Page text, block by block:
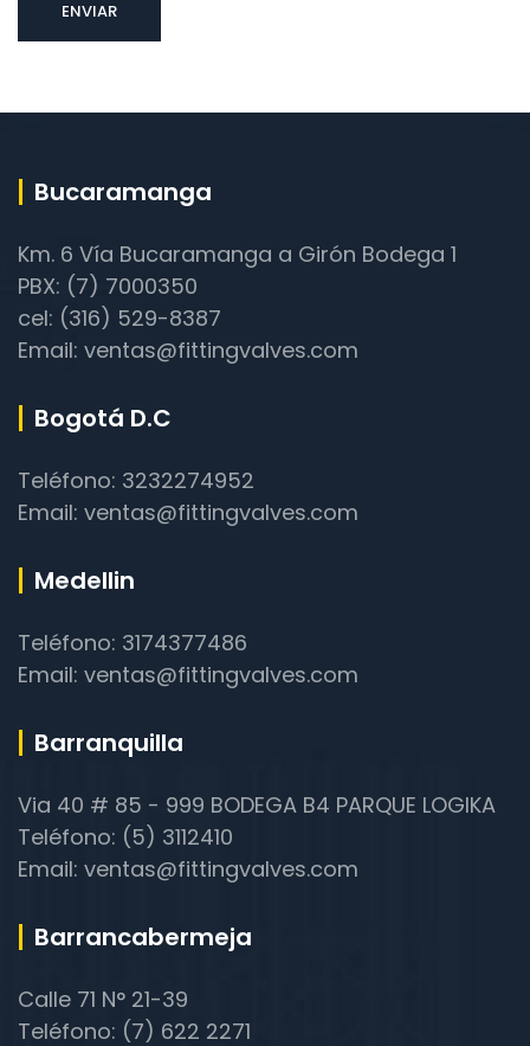
Bucaramanga
Km. 6 Vía Bucaramanga a Girón Bodega 1
PBX: (7) 7000350
cel: (316) 529-8387
Email: ventas@fittingvalves.com
Bogotá D.C
Teléfono: 3232274952
Email: ventas@fittingvalves.com
Medellin
Teléfono: 3174377486
Email: ventas@fittingvalves.com
Barranquilla
Via 40 # 85 - 999 BODEGA B4 PARQUE LOGIKA
Teléfono: (5) 3112410
Email: ventas@fittingvalves.com
Barrancabermeja
Calle 71 N° 21-39
Teléfono: (7) 622 2271